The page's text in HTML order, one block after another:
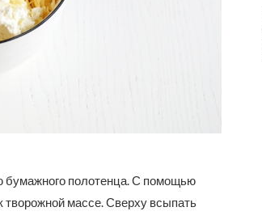
полотенца. С помощью
творожной массе. Сверху всыпать